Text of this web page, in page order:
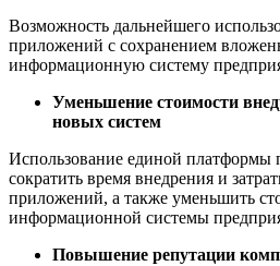
Возможность дальнейшего
приложений с сохранением
информационную систему
Уменьшение стоимости
новых систем
Использование единой платформы
сократить время внедрения и
приложений, а также уменьшить
информационной системы
Повышение репутации